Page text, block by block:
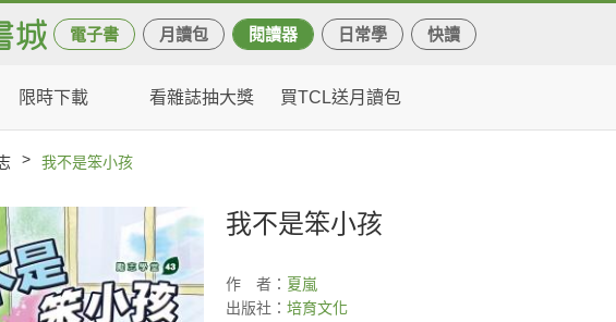
電子書 月讀包 閱讀器 日常學 快讀
限時下載 看雜誌抽大獎 買TCL送月讀包
> 我不是笨小孩
我不是笨小孩
作 者： 夏嵐
出版社： 培育文化